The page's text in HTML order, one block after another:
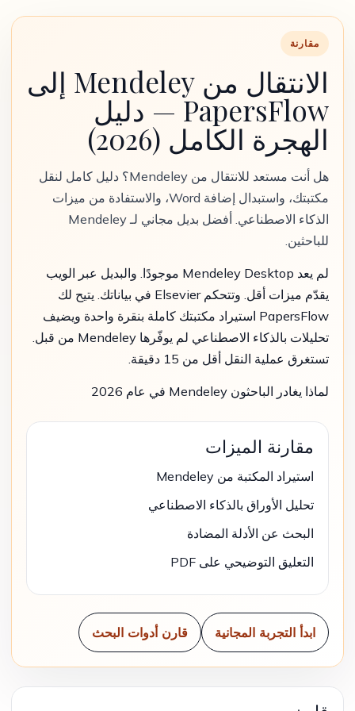
مقارنة
الانتقال من Mendeley إلى
PapersFlow — دليل
الهجرة الكامل (2026)
هل أنت مستعد للانتقال من Mendeley؟ دليل كامل لنقل
مكتبتك، واستبدال إضافة Word، والاستفادة من ميزات
الذكاء الاصطناعي. أفضل بديل مجاني لـ Mendeley
للباحثين.
لم يعد Mendeley Desktop موجودًا. والبديل عبر الويب
يقدّم ميزات أقل. وتتحكم Elsevier في بياناتك. يتيح لك
PapersFlow استيراد مكتبتك كاملة بنقرة واحدة ويضيف
تحليلات بالذكاء الاصطناعي لم يوفّرها Mendeley من قبل.
تستغرق عملية النقل أقل من 15 دقيقة.
لماذا يغادر الباحثون Mendeley في عام 2026
مقارنة الميزات
استيراد المكتبة من Mendeley
تحليل الأوراق بالذكاء الاصطناعي
البحث عن الأدلة المضادة
التعليق التوضيحي على PDF
ابدأ التجربة المجانية قارن أدوات البحث